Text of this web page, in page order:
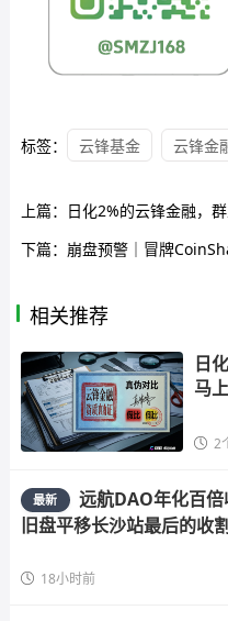
标签： 云锋基金 云锋金
上篇： 日化2%的云锋金融，
下篇： 崩盘预警｜冒牌CoinShares资金池运作、链上
相关推荐
日
马
2
最新
远航DAO年化百倍
旧盘平移长沙站最后的收割
18小时前